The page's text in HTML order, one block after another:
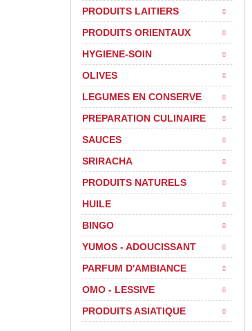
PRODUITS LAITIERS
PRODUITS ORIENTAUX
HYGIENE-SOIN
OLIVES
LEGUMES EN CONSERVE
PREPARATION CULINAIRE
SAUCES
SRIRACHA
PRODUITS NATURELS
HUILE
BINGO
YUMOS - ADOUCISSANT
PARFUM D'AMBIANCE
OMO - LESSIVE
PRODUITS ASIATIQUE